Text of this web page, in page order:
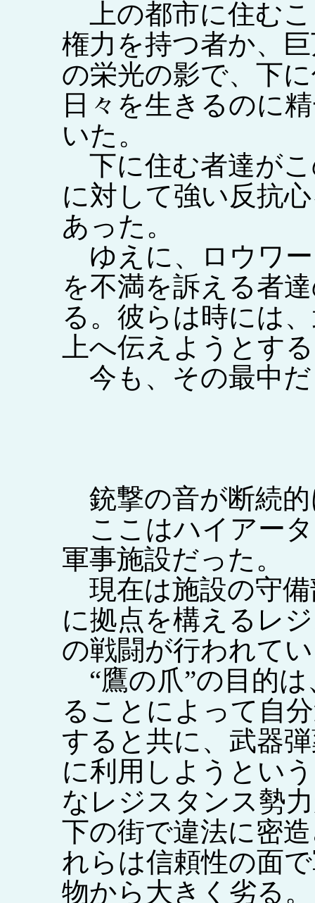
上の都市に住む
権力を持つ者か、
の栄光の影で、下
日々を生きるのに
いた。
下に住む者達が
に対して強い反抗
あった。
ゆえに、ロウワ
を不満を訴える者
る。彼らは時には
上へ伝えようとす
今も、その最中
銃撃の音が断続
ここはハイアー
軍事施設だった。
現在は施設の守
に拠点を構えるレ
の戦闘が行われて
“鷹の爪”の目的は
ることによって自
すると共に、武器
に利用しようとい
なレジスタンス勢
下の街で違法に密
れらは信頼性の面
物から大きく劣る